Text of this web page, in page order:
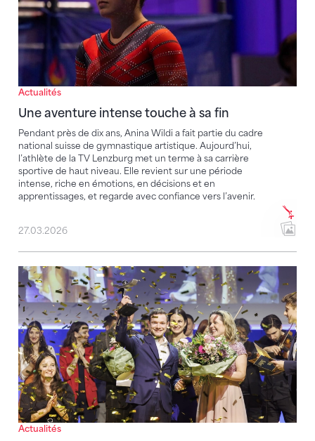
Actualités
Une aventure intense touche à sa fin
Pendant près de dix ans, Anina Wildi a fait partie du cadre
national suisse de gymnastique artistique. Aujourd’hui,
l’athlète de la TV Lenzburg met un terme à sa carrière
sportive de haut niveau. Elle revient sur une période
intense, riche en émotions, en décisions et en
apprentissages, et regarde avec confiance vers l’avenir.
27.03.2026
Actualités
Noe Seifert a été élu sportif argovien de l’année